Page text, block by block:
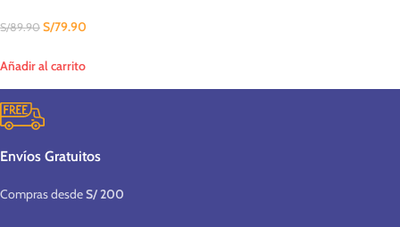
S/89.90 S/79.90
Añadir al carrito
Envíos Gratuitos
Compras desdeS/ 200